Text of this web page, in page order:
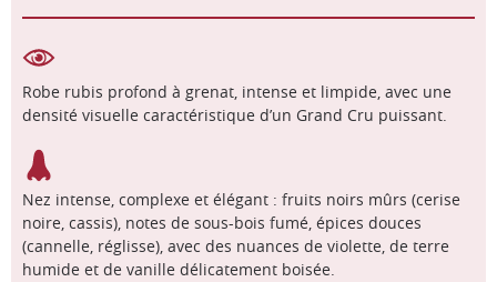
Robe rubis profond à grenat, intense et limpide, avec une
densité visuelle caractéristique d’un Grand Cru puissant.
Nez intense, complexe et élégant : fruits noirs mûrs (cerise
noire, cassis), notes de sous-bois fumé, épices douces
(cannelle, réglisse), avec des nuances de violette, de terre
humide et de vanille délicatement boisée.